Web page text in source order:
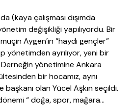
(kaya çalışması dışımda
değişikliği yapılıyordu. Bir
Aygen’in “haydi gençler”
yönetimden ayrılıyor, yeni bir
yönetimine Ankara
bir hocamız, aynı
başkanı olan Yücel Aşkın seçildi.
“ doğa, spor, mağara…